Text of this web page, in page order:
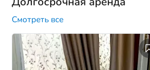
Смотреть все